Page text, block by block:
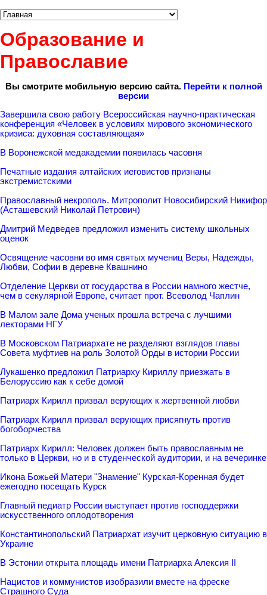
Образование и
Православие
Вы смотрите мобильную версию сайта. Перейти к полной
версии
Завершила свою работу Всероссийская научно-практическая
конференция «Человек в условиях мирового экономического
кризиса: духовная составляющая»
В Воронежской медакадемии появилась часовня
Печатные издания алтайских иеговистов признаны
экстремистскими
Православный некрополь. Митрополит Новосибирский Никифор
(Асташевский Николай Петрович)
Дмитрий Медведев предложил изменить систему школьных
оценок
Освящение часовни во имя святых мучениц Веры, Надежды,
Любви, Софии в деревне Квашнино
Отделение Церкви от государства в России намного жестче,
чем в секулярной Европе, считает прот. Всеволод Чаплин
В Малом зале Дома ученых прошла встреча с лучшими
лекторами НГУ
В Московском Патриархате не разделяют взглядов главы
Совета муфтиев на роль Золотой Орды в истории России
Лукашенко предложил Патриарху Кириллу приезжать в
Белоруссию как к себе домой
Патриарх Кирилл призвал верующих к жертвенной любви
Патриарх Кирилл призвал верующих присягнуть против
богоборчества
Патриарх Кирилл: Человек должен быть православным не
только в Церкви, но и в студенческой аудитории, и на вечеринке
Икона Божьей Матери "Знамение" Курская-Коренная будет
ежегодно посещать Курск
Главный педиатр России выступает против господдержки
искусственного оплодотворения
Константинопольский Патриархат изучит церковную ситуацию в
Украине
В Эстонии открыта площадь имени Патриарха Алексия II
Нацистов и коммунистов изобразили вместе на фреске
Страшного Суда